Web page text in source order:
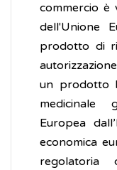
commercio è
dell'Unione
prodotto di
un prodotto
medicinale
Europea
economica
regolatoria